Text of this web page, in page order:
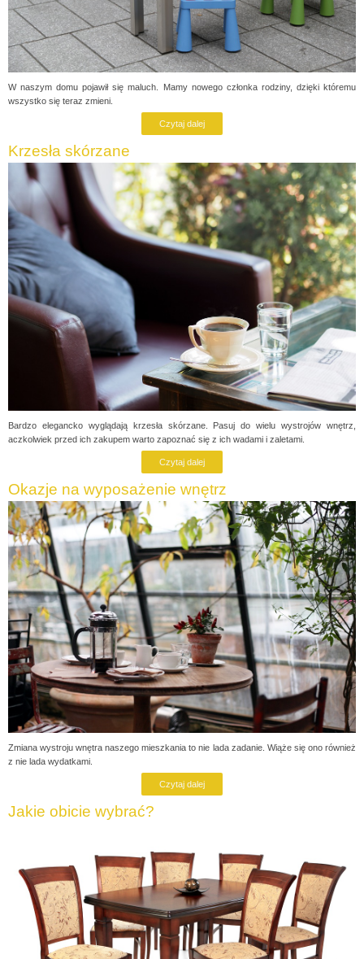
W naszym domu pojawił się maluch. Mamy nowego członka rodziny, dzięki któremu
wszystko się teraz zmieni.
Czytaj dalej
Krzesła skórzane
Bardzo elegancko wyglądają krzesła skórzane. Pasuj do wielu wystrojów wnętrz,
aczkolwiek przed ich zakupem warto zapoznać się z ich wadami i zaletami.
Czytaj dalej
Okazje na wyposażenie wnętrz
Zmiana wystroju wnętra naszego mieszkania to nie lada zadanie. Wiąże się ono również
z nie lada wydatkami.
Czytaj dalej
Jakie obicie wybrać?